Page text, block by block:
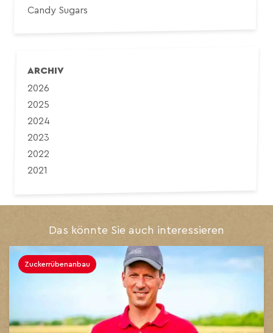
Candy Sugars
ARCHIV
2026
2025
2024
2023
2022
2021
Das könnte Sie auch interessieren
Zuckerrübenanbau